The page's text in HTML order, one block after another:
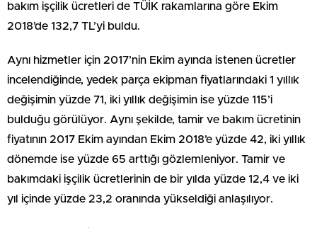
bakım işçilik ücretleri de TÜİK rakamlarına göre Ekim
2018’de 132,7 TL’yi buldu.
Aynı hizmetler için 2017’nin Ekim ayında istenen ücretler
incelendiğinde, yedek parça ekipman fiyatlarındaki 1 yıllık
değişimin yüzde 71, iki yıllık değişimin ise yüzde 115’i
bulduğu görülüyor. Aynı şekilde, tamir ve bakım ücretinin
fiyatının 2017 Ekim ayından Ekim 2018’e yüzde 42, iki yıllık
dönemde ise yüzde 65 arttığı gözlemleniyor. Tamir ve
bakımdaki işçilik ücretlerinin de bir yılda yüzde 12,4 ve iki
yıl içinde yüzde 23,2 oranında yükseldiği anlaşılıyor.